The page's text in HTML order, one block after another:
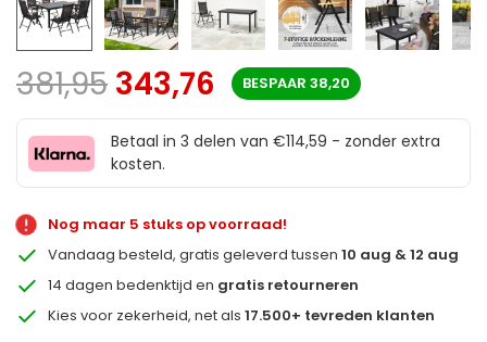
381,95 343,76 BESPAAR 38,20
Betaal in 3 delen van €114,59 - zonder extra
kosten.
Nog maar 5 stuks op voorraad!
Vandaag besteld, gratis geleverd tussen10 aug & 12 aug
14 dagen bedenktijd en gratis retourneren
Kies voor zekerheid, net als17.500+ tevreden klanten